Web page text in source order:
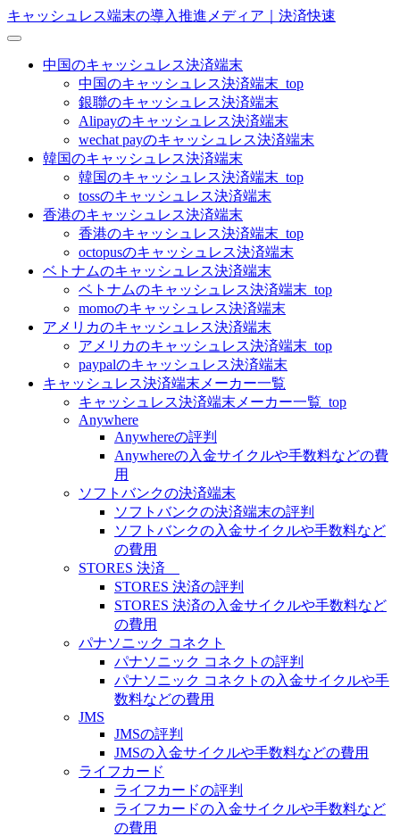
キャッシュレス端末の導入推進メディア｜決済快速
中国のキャッシュレス決済端末
中国のキャッシュレス決済端末_top
銀聯のキャッシュレス決済端末
Alipayのキャッシュレス決済端末
wechat payのキャッシュレス決済端末
韓国のキャッシュレス決済端末
韓国のキャッシュレス決済端末_top
tossのキャッシュレス決済端末
香港のキャッシュレス決済端末
香港のキャッシュレス決済端末_top
octopusのキャッシュレス決済端末
ベトナムのキャッシュレス決済端末
ベトナムのキャッシュレス決済端末_top
momoのキャッシュレス決済端末
アメリカのキャッシュレス決済端末
アメリカのキャッシュレス決済端末_top
paypalのキャッシュレス決済端末
キャッシュレス決済端末メーカー一覧
キャッシュレス決済端末メーカー一覧_top
Anywhere
Anywhereの評判
Anywhereの入金サイクルや手数料などの費
用
ソフトバンクの決済端末
ソフトバンクの決済端末の評判
ソフトバンクの入金サイクルや手数料など
の費用
STORES 決済
STORES 決済の評判
STORES 決済の入金サイクルや手数料など
の費用
パナソニック コネクト
パナソニック コネクトの評判
パナソニック コネクトの入金サイクルや手
数料などの費用
JMS
JMSの評判
JMSの入金サイクルや手数料などの費用
ライフカード
ライフカードの評判
ライフカードの入金サイクルや手数料など
の費用